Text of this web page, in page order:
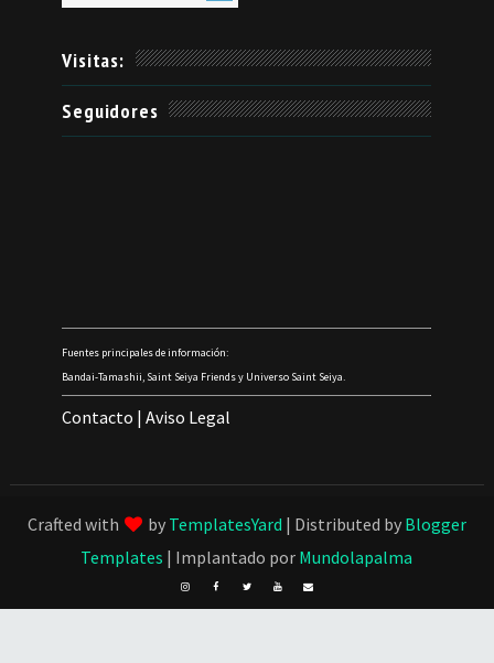
Visitas:
Seguidores
Fuentes principales de información:
Bandai-Tamashii, Saint Seiya Friends y Universo Saint Seiya.
Contacto |Aviso Legal
Crafted with by TemplatesYard | Distributed by Blogger
Templates | Implantado por Mundolapalma